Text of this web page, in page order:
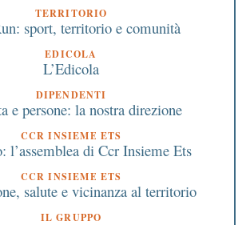
TERRITORIO
sport, territorio e comunità
EDICOLA
L’Edicola
DIPENDENTI
e persone: la nostra direzione
CCR INSIEME ETS
l’assemblea di Ccr Insieme Ets
CCR INSIEME ETS
salute e vicinanza al territorio
IL GRUPPO